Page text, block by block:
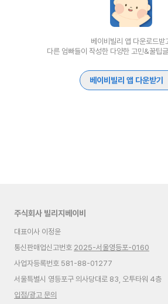
베이비빌리 앱 다운로드받
다른 엄빠들이 작성한 다양한 고민&꿀팁
베이비빌리 앱 다운받기
주식회사 빌리지베이비
대표이사 이정윤
통신판매업신고번호 2025-서울영등포-0160
사업자등록번호 581-88-01277
서울특별시 영등포구 의사당대로 83, 오투타워 4층
입점/광고 문의